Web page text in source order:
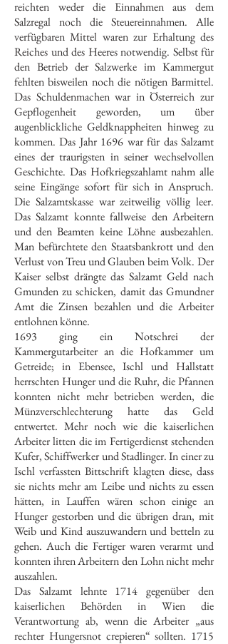
reichten weder die Einnahmen aus dem
Salzregal noch die Steuereinnahmen. Alle
verfügbaren Mittel waren zur Erhaltung des
Reiches und des Heeres notwendig. Selbst für
den Betrieb der Salzwerke im Kammergut
fehlten bisweilen noch die nötigen Barmittel.
Das Schuldenmachen war in Österreich zur
Gepflogenheit geworden, um über
augenblickliche Geldknappheiten hinweg zu
kommen. Das Jahr 1696 war für das Salzamt
eines der traurigsten in seiner wechselvollen
Geschichte. Das Hofkriegszahlamt nahm alle
seine Eingänge sofort für sich in Anspruch.
Die Salzamtskasse war zeitweilig völlig leer.
Das Salzamt konnte fallweise den Arbeitern
und den Beamten keine Löhne ausbezahlen.
Man befürchtete den Staatsbankrott und den
Verlust von Treu und Glauben beim Volk. Der
Kaiser selbst drängte das Salzamt Geld nach
Gmunden zu schicken, damit das Gmundner
Amt die Zinsen bezahlen und die Arbeiter
entlohnen könne.
1693 ging ein Notschrei der
Kammergutarbeiter an die Hofkammer um
Getreide; in Ebensee, Ischl und Hallstatt
herrschten Hunger und die Ruhr, die Pfannen
konnten nicht mehr betrieben werden, die
Münzverschlechterung hatte das Geld
entwertet. Mehr noch wie die kaiserlichen
Arbeiter litten die im Fertigerdienst stehenden
Kufer, Schiffwerker und Stadlinger. In einer zu
Ischl verfassten Bittschrift klagten diese, dass
sie nichts mehr am Leibe und nichts zu essen
hätten, in Lauffen wären schon einige an
Hunger gestorben und die übrigen dran, mit
Weib und Kind auszuwandern und betteln zu
gehen. Auch die Fertiger waren verarmt und
konnten ihren Arbeitern den Lohn nicht mehr
auszahlen.
Das Salzamt lehnte 1714 gegenüber den
kaiserlichen Behörden in Wien die
Verantwortung ab, wenn die Arbeiter „aus
rechter Hungersnot crepieren“ sollten. 1715